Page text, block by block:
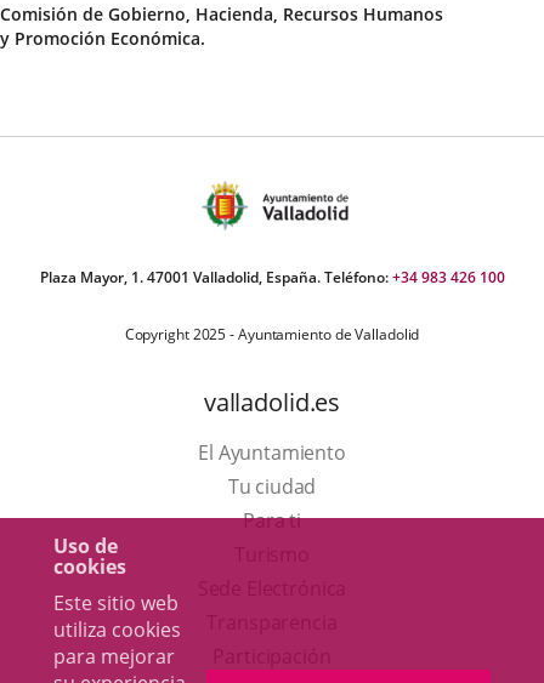
Uso de
cookies
Este sitio web
utiliza cookies
para mejorar
Fecha
de
la
Categoría
Comisión de Gobierno, Hacienda, Recursos Humanos
y Promoción Económica.
Plaza Mayor, 1. 47001 Valladolid, España. Teléfono:+34 983 426 100
Copyright 2025 - Ayuntamiento de Valladolid
valladolid.es
El Ayuntamiento
Tu ciudad
Para ti